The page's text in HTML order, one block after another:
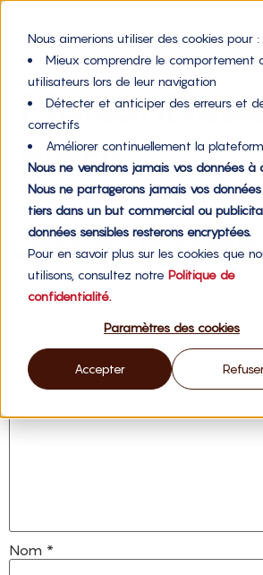
Nous aimerions utiliser des cookies pour :
Mieux comprendre le comportement
utilisateurs lors de leur navigation
Détecter et anticiper des erreurs et
correctifs
Améliorer continuellement la
Nous ne vendrons jamais vos données à
Nous ne partagerons jamais vos
tiers dans un but commercial ou
données sensibles resterons encryptées.
Pour en savoir plus sur les cookies que
utilisons, consultez notre Politique de
confidentialité.
Paramètres des cookies
Accepter
Black
MaisonNeue-Black
Laisser un
Votre adresse e-mail ne sera pas
Commentaire*
Nom *